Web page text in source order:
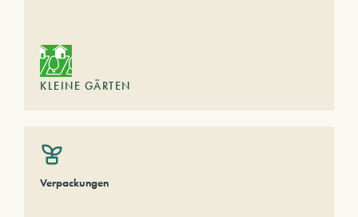
KLEINE GÄRTEN
Verpackungen